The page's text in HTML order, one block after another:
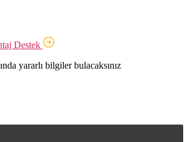
Destek
yararlı bilgiler bulacaksınız